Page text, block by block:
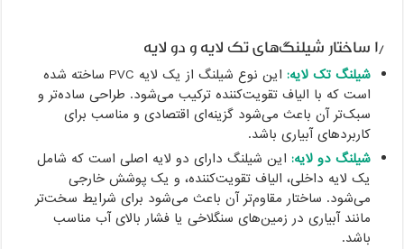
۱٫ ساختار شیلنگ‌های تک لایه و دو لایه
شیلنگ تک لایه:
این نوع شیلنگ از یک لایه PVC ساخته شده
است که با الیاف تقویت‌کننده ترکیب می‌شود. طراحی ساده‌تر و
سبک‌تر آن باعث می‌شود گزینه‌ای اقتصادی و مناسب برای
کاربردهای آبیاری باشد.
شیلنگ دو لایه: این شیلنگ دارای دو لایه اصلی است که شامل
یک لایه داخلی، الیاف تقویت‌کننده، و یک پوشش خارجی
می‌شود. ساختار مقاوم‌تر آن باعث می‌شود برای شرایط سخت‌تر
مانند آبیاری در زمین‌های سنگلاخی یا فشار بالای آب مناسب
باشد.